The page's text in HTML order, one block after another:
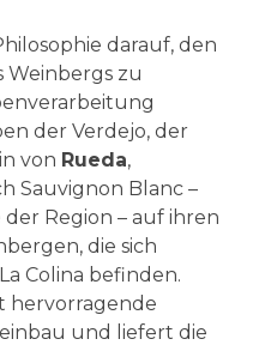
darauf, den
Weinbergs zu
der Verdejo, der
von Rueda,
Sauvignon Blanc –
Region – auf ihren
die sich
Colina befinden.
hervorragende
und liefert die